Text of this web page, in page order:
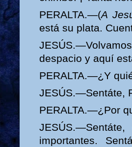
PERALTA.—(A
está su plata.
despacio y aquí
PERALTA.—¿Y
JESÚS.—Sentáte,
PERALTA.—¿Por
importantes.